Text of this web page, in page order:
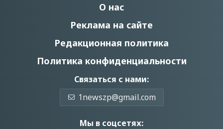
О нас
Реклама на сайте
Редакционная политика
Политика конфиденциальности
Связаться с нами:
1newszp@gmail.com
Мы в соцсетях: